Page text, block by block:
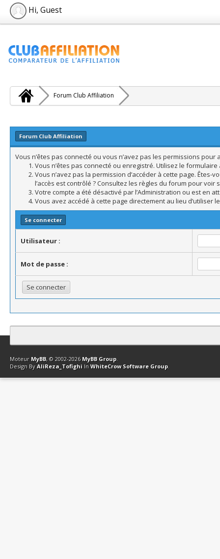
Hi, Guest
Forum Club Affiliation
Forum Club Affiliation
Vous n’êtes pas connecté ou vous n’avez pas les permissions
Vous n’êtes pas connecté ou enregistré. Utilisez le
Vous n’avez pas la permission d’accéder à cette page. Êtes-
l’accès est contrôlé ? Consultez les règles du forum pour
Votre compte a été désactivé par l’Administration ou est en
Vous avez accédé à cette page directement au lieu d’utiliser
Se connecter
Utilisateur :
Mot de passe :
Contact Club Affiliation Retourner en haut Version bas-débit
Moteur MyBB, © 2002-2026 MyBB Group.
Design By AliReza_Tofighi In WhiteCrow Software Group.